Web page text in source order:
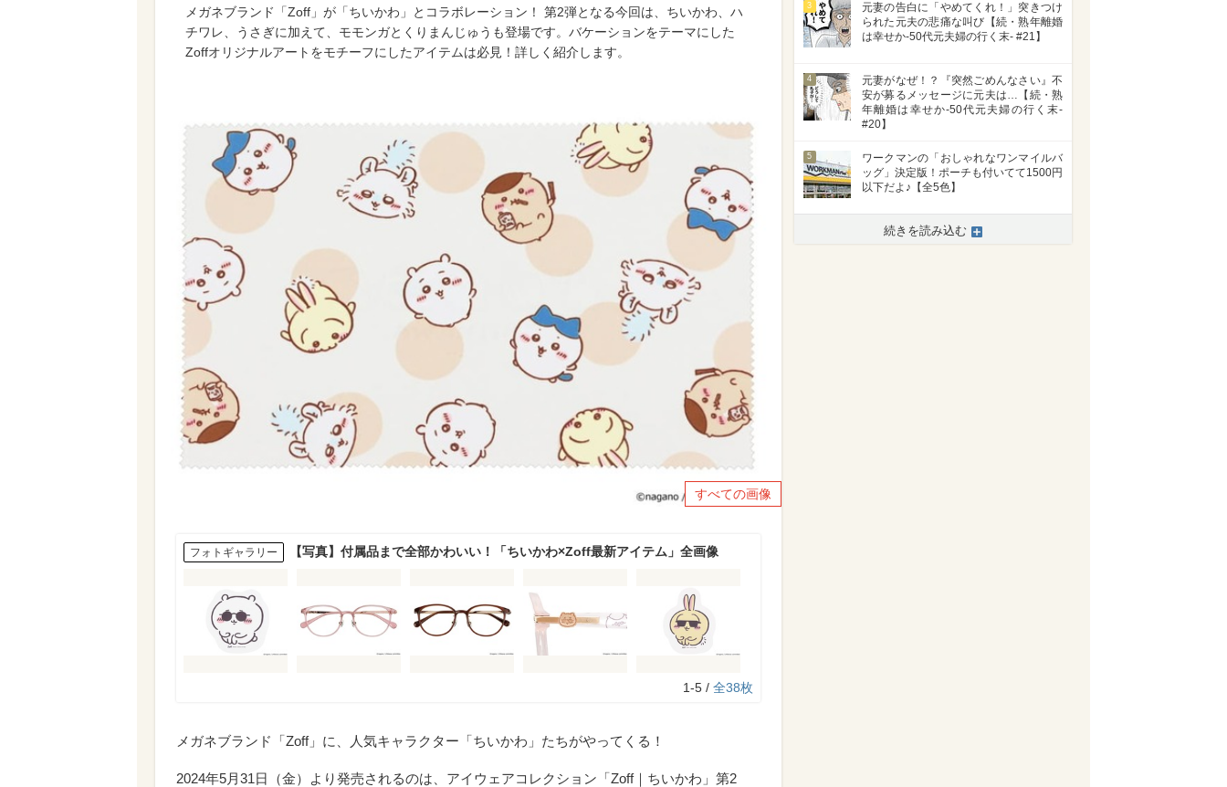
メガネブランド「Zoff」が「ちいかわ」とコラボレーション！ 第2弾となる今回は、ちいかわ、ハ
チワレ、うさぎに加えて、モモンガとくりまんじゅうも登場です。バケーションをテーマにした
Zoffオリジナルアートをモチーフにしたアイテムは必見！詳しく紹介します。
すべての画像
フォトギャラリー 【写真】付属品まで全部かわいい！「ちいかわ×Zoff最新アイテム」全画像
1-5 / 全38枚
メガネブランド「Zoff」に、人気キャラクター「ちいかわ」たちがやってくる！
2024年5月31日（金）より発売されるのは、アイウェアコレクション「Zoff｜ちいかわ」第2
3
元妻の告白に「やめてくれ！」突きつけ
られた元夫の悲痛な叫び【続・熟年離婚
は幸せか-50代元夫婦の行く末- #21】
4
元妻がなぜ！？『突然ごめんなさい』不
安が募るメッセージに元夫は…【続・熟
年離婚は幸せか-50代元夫婦の行く末-
#20】
5
ワークマンの「おしゃれなワンマイルバ
ッグ」決定版！ポーチも付いてて1500円
以下だよ♪【全5色】
続きを読み込む